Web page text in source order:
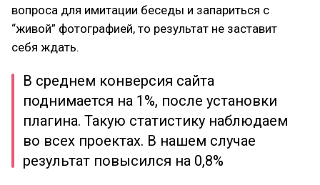
вопроса для имитации беседы и запариться с
“живой” фотографией, то результат не заставит
себя ждать.
В среднем конверсия сайта
поднимается на 1%, после установки
плагина. Такую статистику наблюдаем
во всех проектах. В нашем случае
результат повысился на 0,8%